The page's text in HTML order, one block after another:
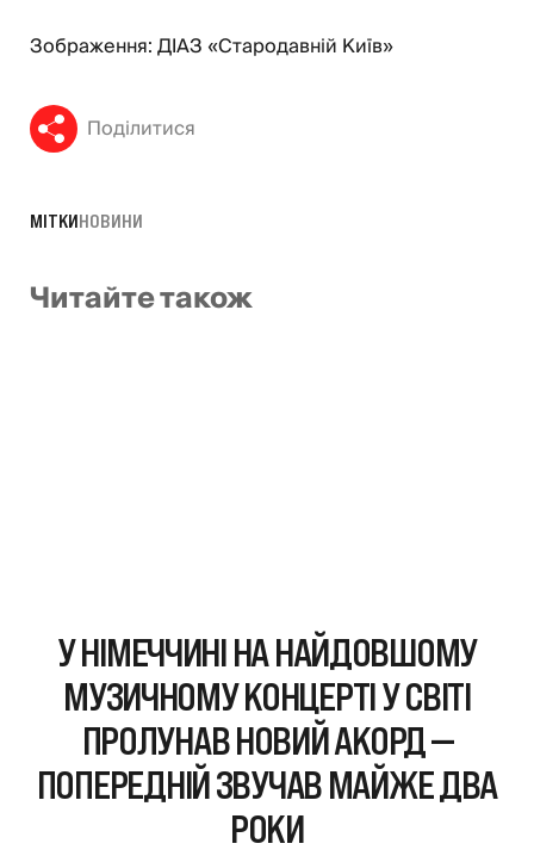
Зображення: ДІАЗ «Стародавній Київ»
Поділитися
МІТКИНОВИНИ
Читайте також
У НІМЕЧЧИНІ НА НАЙДОВШОМУ
МУЗИЧНОМУ КОНЦЕРТІ У СВІТІ
ПРОЛУНАВ НОВИЙ АКОРД —
ПОПЕРЕДНІЙ ЗВУЧАВ МАЙЖЕ ДВА
РОКИ